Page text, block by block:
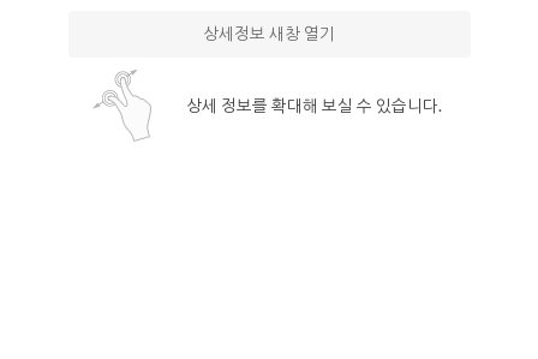
상세정보 새창 열기
상세 정보를 확대해 보실 수 있습니다.